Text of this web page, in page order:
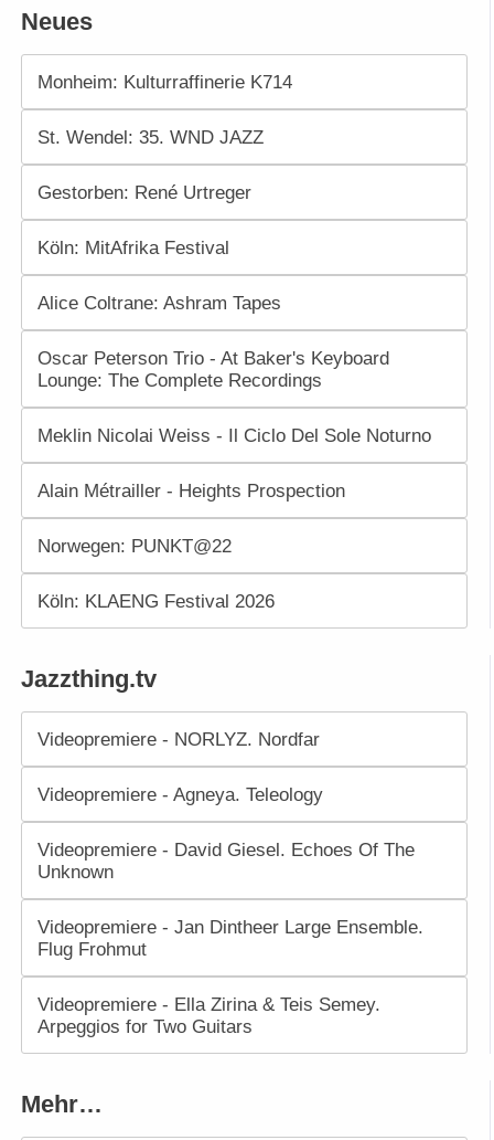
Neues
Monheim: Kulturraffinerie K714
St. Wendel: 35. WND JAZZ
Gestorben: René Urtreger
Köln: MitAfrika Festival
Alice Coltrane: Ashram Tapes
Oscar Peterson Trio - At Baker's Keyboard
Lounge: The Complete Recordings
Meklin Nicolai Weiss - Il Ciclo Del Sole Noturno
Alain Métrailler - Heights Prospection
Norwegen: PUNKT@22
Köln: KLAENG Festival 2026
Jazzthing.tv
Videopremiere - NORLYZ. Nordfar
Videopremiere - Agneya. Teleology
Videopremiere - David Giesel. Echoes Of The
Unknown
Videopremiere - Jan Dintheer Large Ensemble.
Flug Frohmut
Videopremiere - Ella Zirina & Teis Semey.
Arpeggios for Two Guitars
Mehr…